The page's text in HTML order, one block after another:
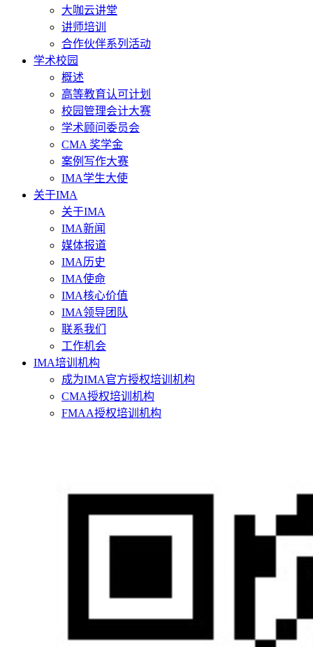
大咖云讲堂
讲师培训
合作伙伴系列活动
学术校园
概述
高等教育认可计划
校园管理会计大赛
学术顾问委员会
CMA 奖学金
案例写作大赛
IMA学生大使
关于IMA
关于IMA
IMA新闻
媒体报道
IMA历史
IMA使命
IMA核心价值
IMA领导团队
联系我们
工作机会
IMA培训机构
成为IMA官方授权培训机构
CMA授权培训机构
FMAA授权培训机构